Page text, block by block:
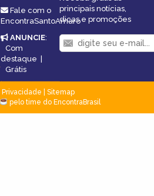
Fale com o
EncontraSantoAmaro
ANUNCIE:
Com
destaque |
Grátis
principais notícias,
dicas e promoções
Privacidade
Sitemap
pelo time do EncontraBrasil